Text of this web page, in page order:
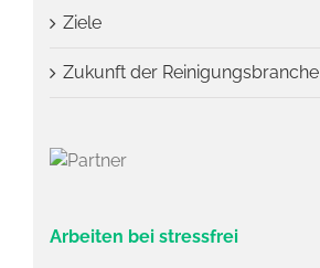
Ziele
Zukunft der Reinigungsbranche
Arbeiten bei stressfrei